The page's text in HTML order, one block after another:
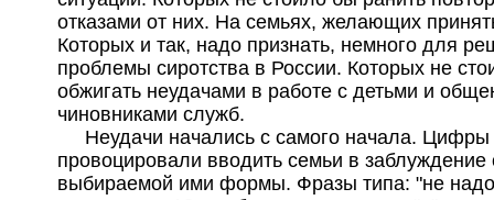
отказами от них. На семьях, желающих
Которых и так, надо признать, немного для
проблемы сиротства в России. Которых не
обжигать неудачами в работе с детьми и
чиновниками служб.
Неудачи начались с самого начала.
провоцировали вводить семьи в заблуждение
выбираемой ими формы. Фразы типа: "не